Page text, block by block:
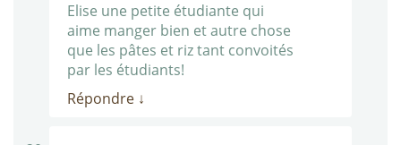
Elise une petite étudiante qui
aime manger bien et autre chose
que les pâtes et riz tant convoités
par les étudiants!
Répondre ↓